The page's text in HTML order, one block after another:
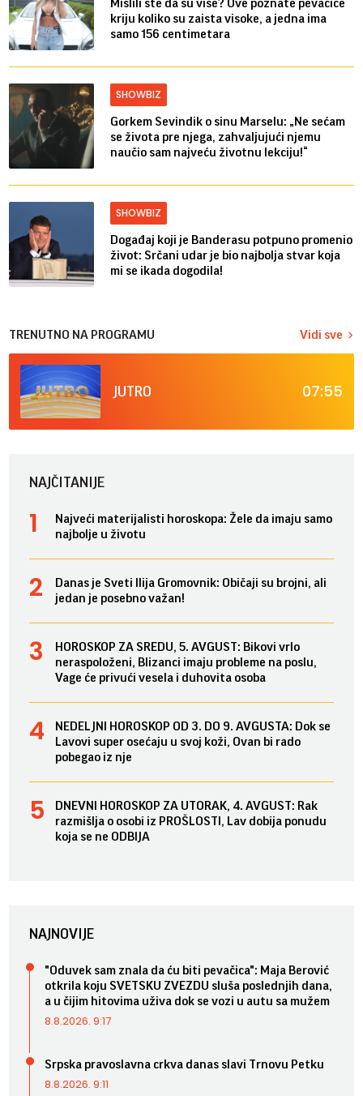
Mislili ste da su više? Ove poznate pevačice
kriju koliko su zaista visoke, a jedna ima
samo 156 centimetara
SHOWBIZ
Gorkem Sevindik o sinu Marselu: „Ne sećam
se života pre njega, zahvaljujući njemu
naučio sam najveću životnu lekciju!“
SHOWBIZ
Događaj koji je Banderasu potpuno promenio
život: Srčani udar je bio najbolja stvar koja
mi se ikada dogodila!
TRENUTNO NA PROGRAMU Vidi sve
JUTRO 07:55
NAJČITANIJE
Najveći materijalisti horoskopa: Žele da imaju samo
najbolje u životu
Danas je Sveti Ilija Gromovnik: Običaji su brojni, ali
jedan je posebno važan!
HOROSKOP ZA SREDU, 5. AVGUST: Bikovi vrlo
neraspoloženi, Blizanci imaju probleme na poslu,
Vage će privući vesela i duhovita osoba
NEDELJNI HOROSKOP OD 3. DO 9. AVGUSTA: Dok se
Lavovi super osećaju u svoj koži, Ovan bi rado
pobegao iz nje
DNEVNI HOROSKOP ZA UTORAK, 4. AVGUST: Rak
razmišlja o osobi iz PROŠLOSTI, Lav dobija ponudu
koja se ne ODBIJA
NAJNOVIJE
"Oduvek sam znala da ću biti pevačica": Maja Berović
otkrila koju SVETSKU ZVEZDU sluša poslednjih dana,
a u čijim hitovima uživa dok se vozi u autu sa mužem
8.8.2026. 9:17
Srpska pravoslavna crkva danas slavi Trnovu Petku
8.8.2026. 9:11